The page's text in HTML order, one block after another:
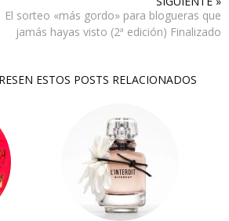
El sorteo «más gordo» para blogueras que
jamás hayas visto (2ª edición) Finalizado
ESTOS POSTS RELACIONADOS